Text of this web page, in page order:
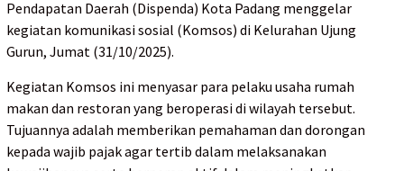
Pendapatan Daerah (Dispenda) Kota Padang menggelar
kegiatan komunikasi sosial (Komsos) di Kelurahan Ujung
Gurun, Jumat (31/10/2025).
Kegiatan Komsos ini menyasar para pelaku usaha rumah
makan dan restoran yang beroperasi di wilayah tersebut.
Tujuannya adalah memberikan pemahaman dan dorongan
kepada wajib pajak agar tertib dalam melaksanakan